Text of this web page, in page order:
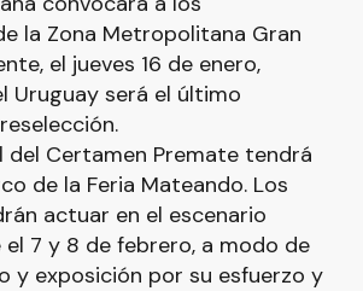
la Zona Metropolitana Gran
el jueves 16 de enero,
Uruguay será el último
del Certamen Premate tendrá
de la Feria Mateando. Los
actuar en el escenario
7 y 8 de febrero, a modo de
y exposición por su esfuerzo y